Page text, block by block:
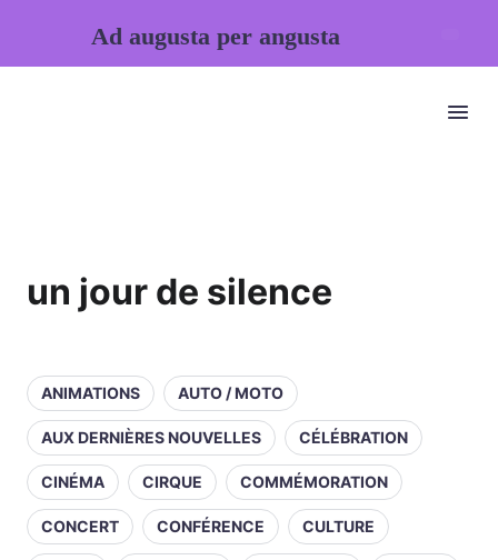
un jour de silence
ANIMATIONS AUTO / MOTO
AUX DERNIÈRES NOUVELLES CÉLÉBRATION
CINÉMA CIRQUE COMMÉMORATION
CONCERT CONFÉRENCE CULTURE
Ad augusta per angusta